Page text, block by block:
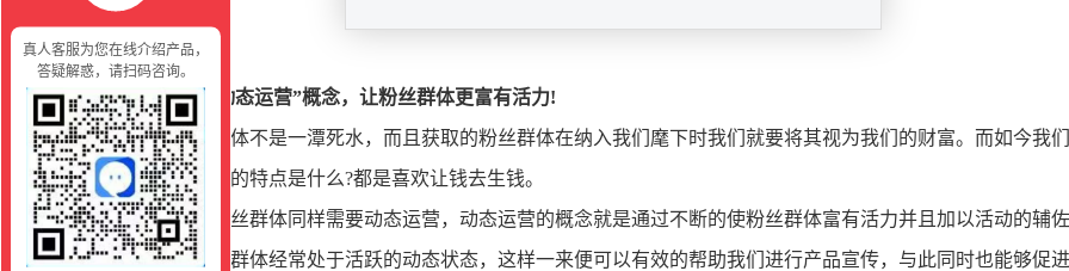
真人客服为您在线介绍产品，
答疑解惑，请扫码咨询。
3， “动态运营”概念，让粉丝群体更富有活力!
粉丝群体不是一潭死水，而且获取的粉丝群体在纳入我们麾下时我们就要将其视为我们的财富。而如今我
待自身财富的特点是什么?都是喜欢让钱去生钱。
所以粉丝群体同样需要动态运营，动态运营的概念就是通过不断的使粉丝群体富有活力并且加以活动的辅
让整个粉丝群体经常处于活跃的动态状态，这样一来便可以有效的帮助我们进行产品宣传，与此同时也能够促